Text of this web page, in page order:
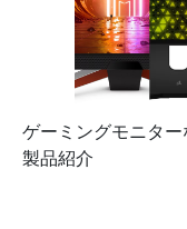
ゲーミングモニタ
製品紹介